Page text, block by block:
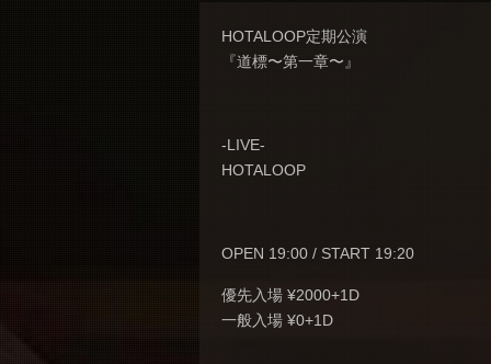
HOTALOOP定期公演
『道標〜第一章〜』
-LIVE-
HOTALOOP
OPEN 19:00 / START 19:20
優先入場 ¥2000+1D
一般入場 ¥0+1D